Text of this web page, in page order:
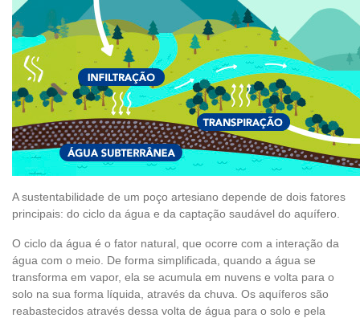
A sustentabilidade de um poço artesiano depende de dois fatores
principais: do ciclo da água e da captação saudável do aquífero.
O ciclo da água é o fator natural, que ocorre com a interação da
água com o meio. De forma simplificada, quando a água se
transforma em vapor, ela se acumula em nuvens e volta para o
solo na sua forma líquida, através da chuva. Os aquíferos são
reabastecidos através dessa volta de água para o solo e pela